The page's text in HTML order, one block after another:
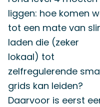
liggen: hoe komen
tot een mate van
laden die (zeker
lokaal) tot
zelfregulerende
grids kan leiden?
Daarvoor is eerst